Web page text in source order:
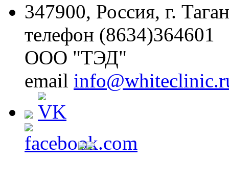
347900, Россия, г.
телефон (8634)364601
ООО "ТЭД"
email